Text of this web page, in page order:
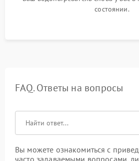
состоянии.
FAQ. Ответы на вопросы
Вы можете ознакомиться с
часто задаваемыми вопросами,